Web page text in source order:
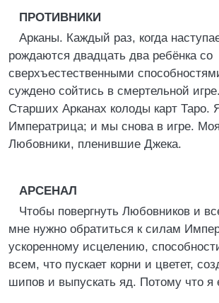
ПРОТИВНИКИ
Арканы. Каждый раз, когда
рождаются двадцать два ребёнка со
сверхъестественными
суждено сойтись в смертельной
Старших Арканах колоды карт
Императрица; и мы снова в игре.
Любовники, пленившие Джека.
АРСЕНАЛ
Чтобы повергнуть Любовников и
мне нужно обратиться к силам
ускоренному исцелению,
всем, что пускает корни и цветет,
шипов и выпускать яд. Потому что я